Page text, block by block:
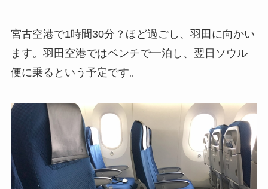
宮古空港で1時間30分？ほど過ごし、羽田に向かい
ます。羽田空港ではベンチで一泊し、翌日ソウル
便に乗るという予定です。